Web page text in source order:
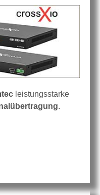
leistungsstarke
.